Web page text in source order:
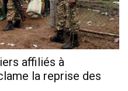
affiliés à
la reprise des